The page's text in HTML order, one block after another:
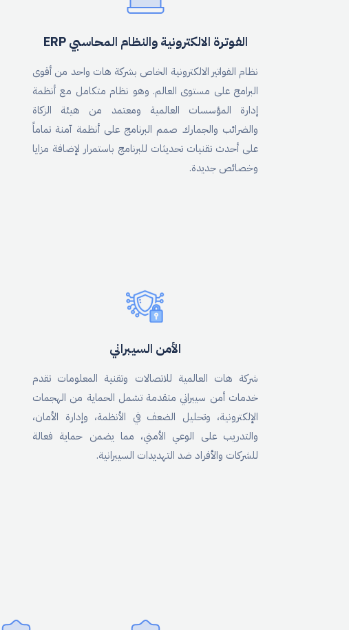
الفوترة الالكترونية والنظام المحاسبي ERP
نظام الفواتير الالكترونية الخاص بشركة هات واحد من أقوى
البرامج على مستوى العالم. وهو نظام متكامل مع أنظمة
إدارة المؤسسات العالمية ومعتمد من هيئة الزكاة
والضرائب والجمارك صمم البرنامج على أنظمة آمنة تماماً
على أحدث تقنيات تحديثات للبرنامج باستمرار لإضافة مزايا
وخصائص جديدة.
الأمن السيبراني
شركة هات العالمية للاتصالات وتقنية المعلومات تقدم
خدمات أمن سيبراني متقدمة تشمل الحماية من الهجمات
الإلكترونية، وتحليل الضعف في الأنظمة، وإدارة الأمان،
والتدريب على الوعي الأمني، مما يضمن حماية فعالة
للشركات والأفراد ضد التهديدات السيبرانية.